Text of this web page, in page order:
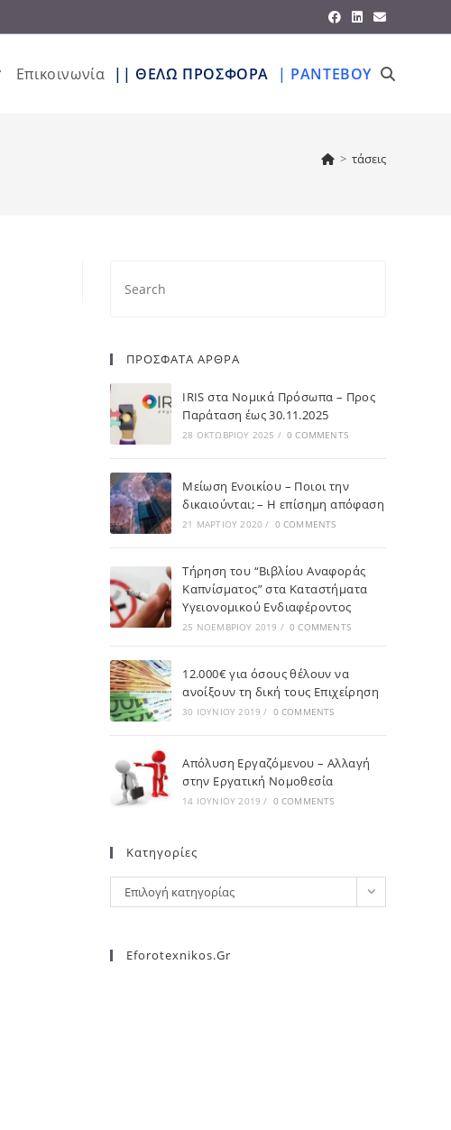
Επικοινωνία || ΘΕΛΩ ΠΡΟΣΦΟΡΑ | ΡΑΝΤΕΒΟΥ
> τάσεις
ΠΡΟΣΦΑΤΑ ΑΡΘΡΑ
IRIS στα Νομικά Πρόσωπα – Προς
Παράταση έως 30.11.2025
28 ΟΚΤΩΒΡΊΟΥ 2025 / 0 COMMENTS
Μείωση Ενοικίου – Ποιοι την
δικαιούνται; – Η επίσημη απόφαση
21 ΜΑΡΤΊΟΥ 2020 / 0 COMMENTS
Τήρηση του “Βιβλίου Αναφοράς
Καπνίσματος” στα Καταστήματα
Υγειονομικού Ενδιαφέροντος
25 ΝΟΕΜΒΡΊΟΥ 2019 / 0 COMMENTS
12.000€ για όσους θέλουν να
ανοίξουν τη δική τους Επιχείρηση
30 ΙΟΥΝΊΟΥ 2019 / 0 COMMENTS
Απόλυση Εργαζόμενου – Αλλαγή
στην Εργατική Νομοθεσία
14 ΙΟΥΝΊΟΥ 2019 / 0 COMMENTS
Kατηγορίες
Επιλογή κατηγορίας
Eforotexnikos.gr